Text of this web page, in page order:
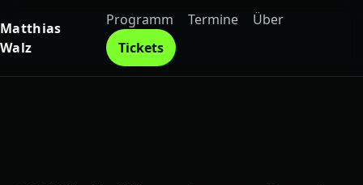
Matthias
Walz
Programm Termine
Über
Tickets